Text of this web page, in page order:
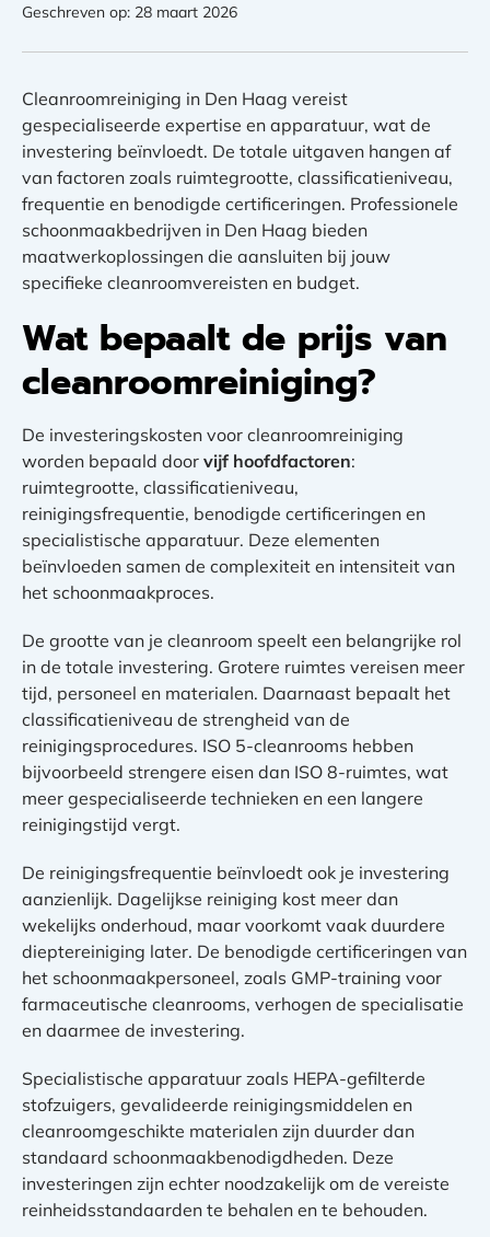
Geschreven op: 28 maart 2026
Cleanroomreiniging in Den Haag vereist
gespecialiseerde expertise en apparatuur, wat de
investering beïnvloedt. De totale uitgaven hangen af
van factoren zoals ruimtegrootte, classificatieniveau,
frequentie en benodigde certificeringen. Professionele
schoonmaakbedrijven in Den Haag bieden
maatwerkoplossingen die aansluiten bij jouw
specifieke cleanroomvereisten en budget.
Wat bepaalt de prijs van
cleanroomreiniging?
De investeringskosten voor cleanroomreiniging
worden bepaald door vijf hoofdfactoren:
ruimtegrootte, classificatieniveau,
reinigingsfrequentie, benodigde certificeringen en
specialistische apparatuur. Deze elementen
beïnvloeden samen de complexiteit en intensiteit van
het schoonmaakproces.
De grootte van je cleanroom speelt een belangrijke rol
in de totale investering. Grotere ruimtes vereisen meer
tijd, personeel en materialen. Daarnaast bepaalt het
classificatieniveau de strengheid van de
reinigingsprocedures. ISO 5-cleanrooms hebben
bijvoorbeeld strengere eisen dan ISO 8-ruimtes, wat
meer gespecialiseerde technieken en een langere
reinigingstijd vergt.
De reinigingsfrequentie beïnvloedt ook je investering
aanzienlijk. Dagelijkse reiniging kost meer dan
wekelijks onderhoud, maar voorkomt vaak duurdere
dieptereiniging later. De benodigde certificeringen van
het schoonmaakpersoneel, zoals GMP-training voor
farmaceutische cleanrooms, verhogen de specialisatie
en daarmee de investering.
Specialistische apparatuur zoals HEPA-gefilterde
stofzuigers, gevalideerde reinigingsmiddelen en
cleanroomgeschikte materialen zijn duurder dan
standaard schoonmaakbenodigdheden. Deze
investeringen zijn echter noodzakelijk om de vereiste
reinheidsstandaarden te behalen en te behouden.